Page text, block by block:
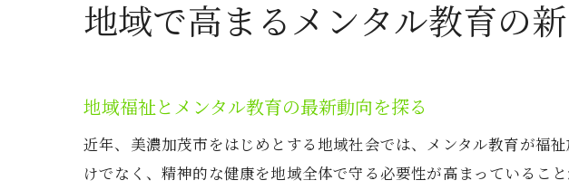
子育て支援とメ
子育て支援
相談窓口で
発達支援と
地域で高まるメンタル教育の
地域福祉とメンタル教育の最新動向を探る
近年、美濃加茂市をはじめとする地域社会では、メンタル教育が福
けでなく、精神的な健康を地域全体で守る必要性が高まっているこ